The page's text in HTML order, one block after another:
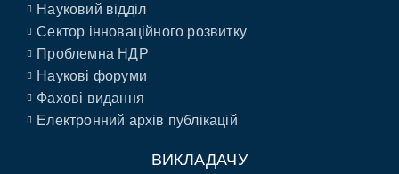
Науковий відділ
Сектор інноваційного розвитку
Проблемна НДР
Наукові форуми
Фахові видання
Електронний архів публікацій
ВИКЛАДАЧУ